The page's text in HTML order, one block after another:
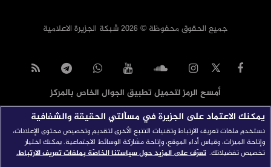
جميع الحقوق محفوظة © 2026 شبكة الجزيرة الاعلامية
أمسح الرمز لتحميل تطبيق الجوال الخاص بالمركز
يمكنك الاعتماد على الجزيرة في مسألتي الحقيقة والشفافية
نستخدم ملفات تعريف الارتباط وتقنيات التتبع الأخرى لتقديم وتخصيص محتوى الإعلانات،
وإتاحة الميزات، وقياس أداء الموقع، وإتاحة مشاركة الوسائط الاجتماعية. يمكنك اختيار
تخصيص تفضيلاتك. تعرّف على المزيد حول سياستنا الخاصّة بملفات تعريف الارتباط.